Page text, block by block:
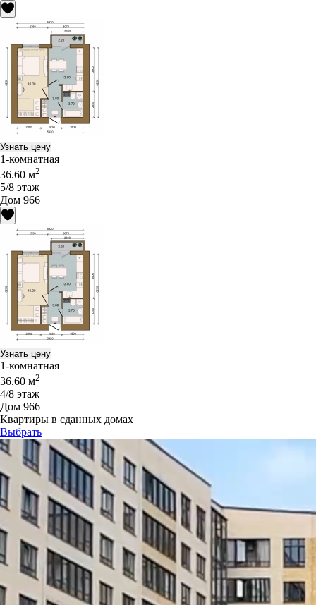
Узнать цену
1-комнатная
36.60 м2
5/8 этаж
Дом 966
Узнать цену
1-комнатная
36.60 м2
4/8 этаж
Дом 966
Квартиры в сданных домах
Выбрать